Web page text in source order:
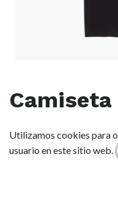
Camiseta
Premium
(0 reseña)
Combinando el estilo
Utilizamos cookies para
usuario en este sitio web.